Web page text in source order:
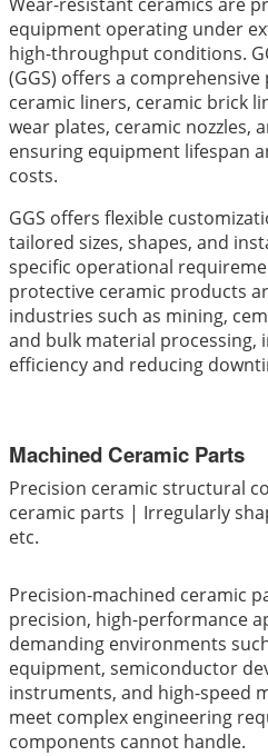
equipment operating under
high-throughput conditions.
(GGS) offers a
ceramic liners, ceramic brick
wear plates, ceramic nozzles,
ensuring equipment lifespan
costs.
GGS offers flexible
tailored sizes, shapes, and
specific operational
protective ceramic products
industries such as mining,
and bulk material processing,
efficiency and reducing
Machined Ceramic Parts
Precision ceramic structural
ceramic parts | Irregularly
etc.
Precision-machined ceramic
precision, high-performance
demanding environments
equipment, semiconductor
instruments, and high-speed
meet complex engineering
components cannot handle.